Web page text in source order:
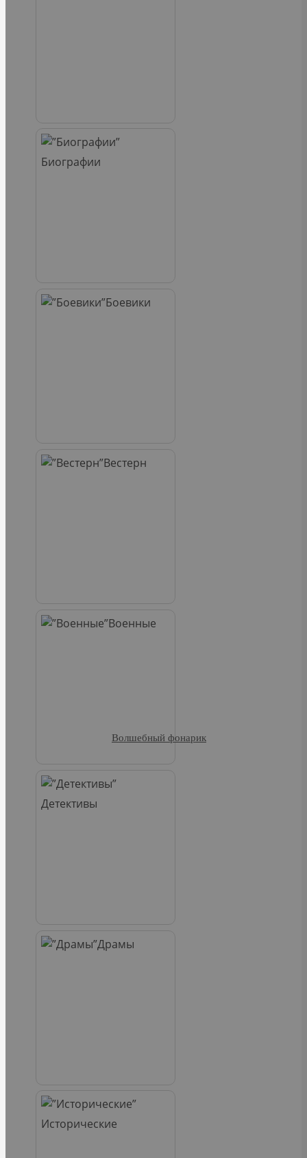
Биографии
Боевики
Вестерн
Военные
Детективы
Драмы
Исторические
Волшебный фонарик